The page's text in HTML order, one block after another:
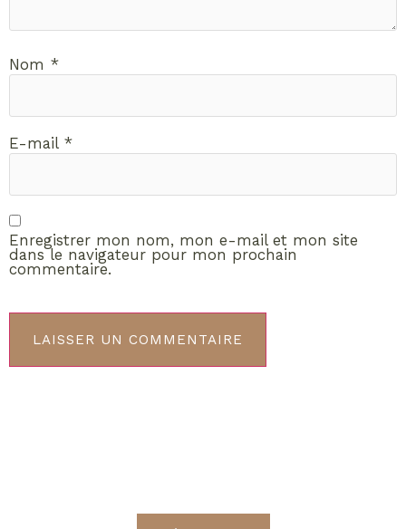
Nom *
E-mail *
Enregistrer mon nom, mon e-mail et mon site
dans le navigateur pour mon prochain
commentaire.